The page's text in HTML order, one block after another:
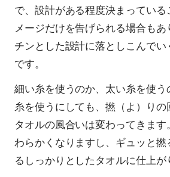
で、設計がある程度決まっている
メージだけを告げられる場合もあ
チンとした設計に落としこんでい
です。
細い糸を使うのか、太い糸を使う
糸を使うにしても、撚（よ）りの
タオルの風合いは変わってきま
わらかくなりますし、ギュッと撚
るしっかりとしたタオルに仕上が